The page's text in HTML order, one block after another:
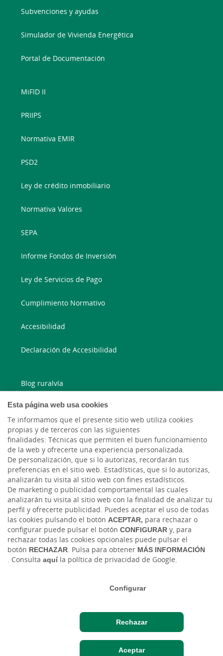
Esta página web usa cookies
Te informamos que el presente sitio web utiliza cookies
propias y de terceros con las siguientes
finalidades: Técnicas que permiten el buen funcionamiento
de la web y ofrecerte una experiencia personalizada.
De personalización, que si lo autorizas, recordarán tus
preferencias en el sitio web. Estadísticas, que si lo autorizas,
analizarán tu visita al sitio web con fines estadísticos.
De marketing o publicidad comportamental las cuales
analizarán tu visita al sitio web con la finalidad de analizar tu
perfil y ofrecerte publicidad. Puedes aceptar el uso de todas
las cookies pulsando el botón ACEPTAR, para rechazar o
configurar puede pulsar el botón CONFIGURAR y, para
rechazar todas las cookies opcionales puede pulsar el
botón RECHAZAR. Pulsa para obtener MÁS INFORMACIÓN
. Consulta aquíla política de privacidad de Google.
Configurar
Rechazar
AceptarAcceso cliente
Subvenciones y ayudas
Simulador de Vivienda Energética
Portal de Documentación
MiFID II
PRIIPS
Normativa EMIR
PSD2
Ley de crédito inmobiliario
Normativa Valores
SEPA
Informe Fondos de Inversión
Ley de Servicios de Pago
Cumplimiento Normativo
Accesibilidad
Declaración de Accesibilidad
Blog ruralvía
Blog Joven In
Facebook
Twitter
Tablón de anuncios Tipos de cambio Aviso legal
Política de cookies
Protección de datos
Ciberseguridad